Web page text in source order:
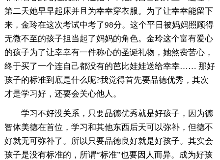
第二天她早早起床并且为幸幸穿衣服。为了让幸幸能留下
来，金玲在这次考试中考了98分。这个平日被妈妈照顾得
无微不至的孩子担当起了妈妈的角色。金玲这个富有爱心
的孩子为了让幸幸有一件称心的圣诞礼物，她煞费苦心，
终于买了一个连自己都没有的芭比娃娃送给幸幸…… 那好
孩子的标准到底是什么呢?我觉得首先要品德优秀，其次
才是学习好，还要会关心他人。
学习不好没关系，只要品德优秀就是好孩子，因为德
智体美德在首位，学习和其他东西后天可以弥补，但德不
好就无可弥补了。所以只要品德良好就是好孩子。其实会
孩子是没有标准的，所谓“标准”也要因人而异。成为好孩